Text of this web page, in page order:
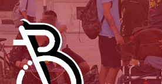
Skip
to
content